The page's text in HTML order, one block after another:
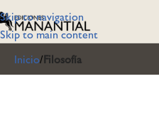
Skip to navigation
Skip to main content
Inicio Filosofía